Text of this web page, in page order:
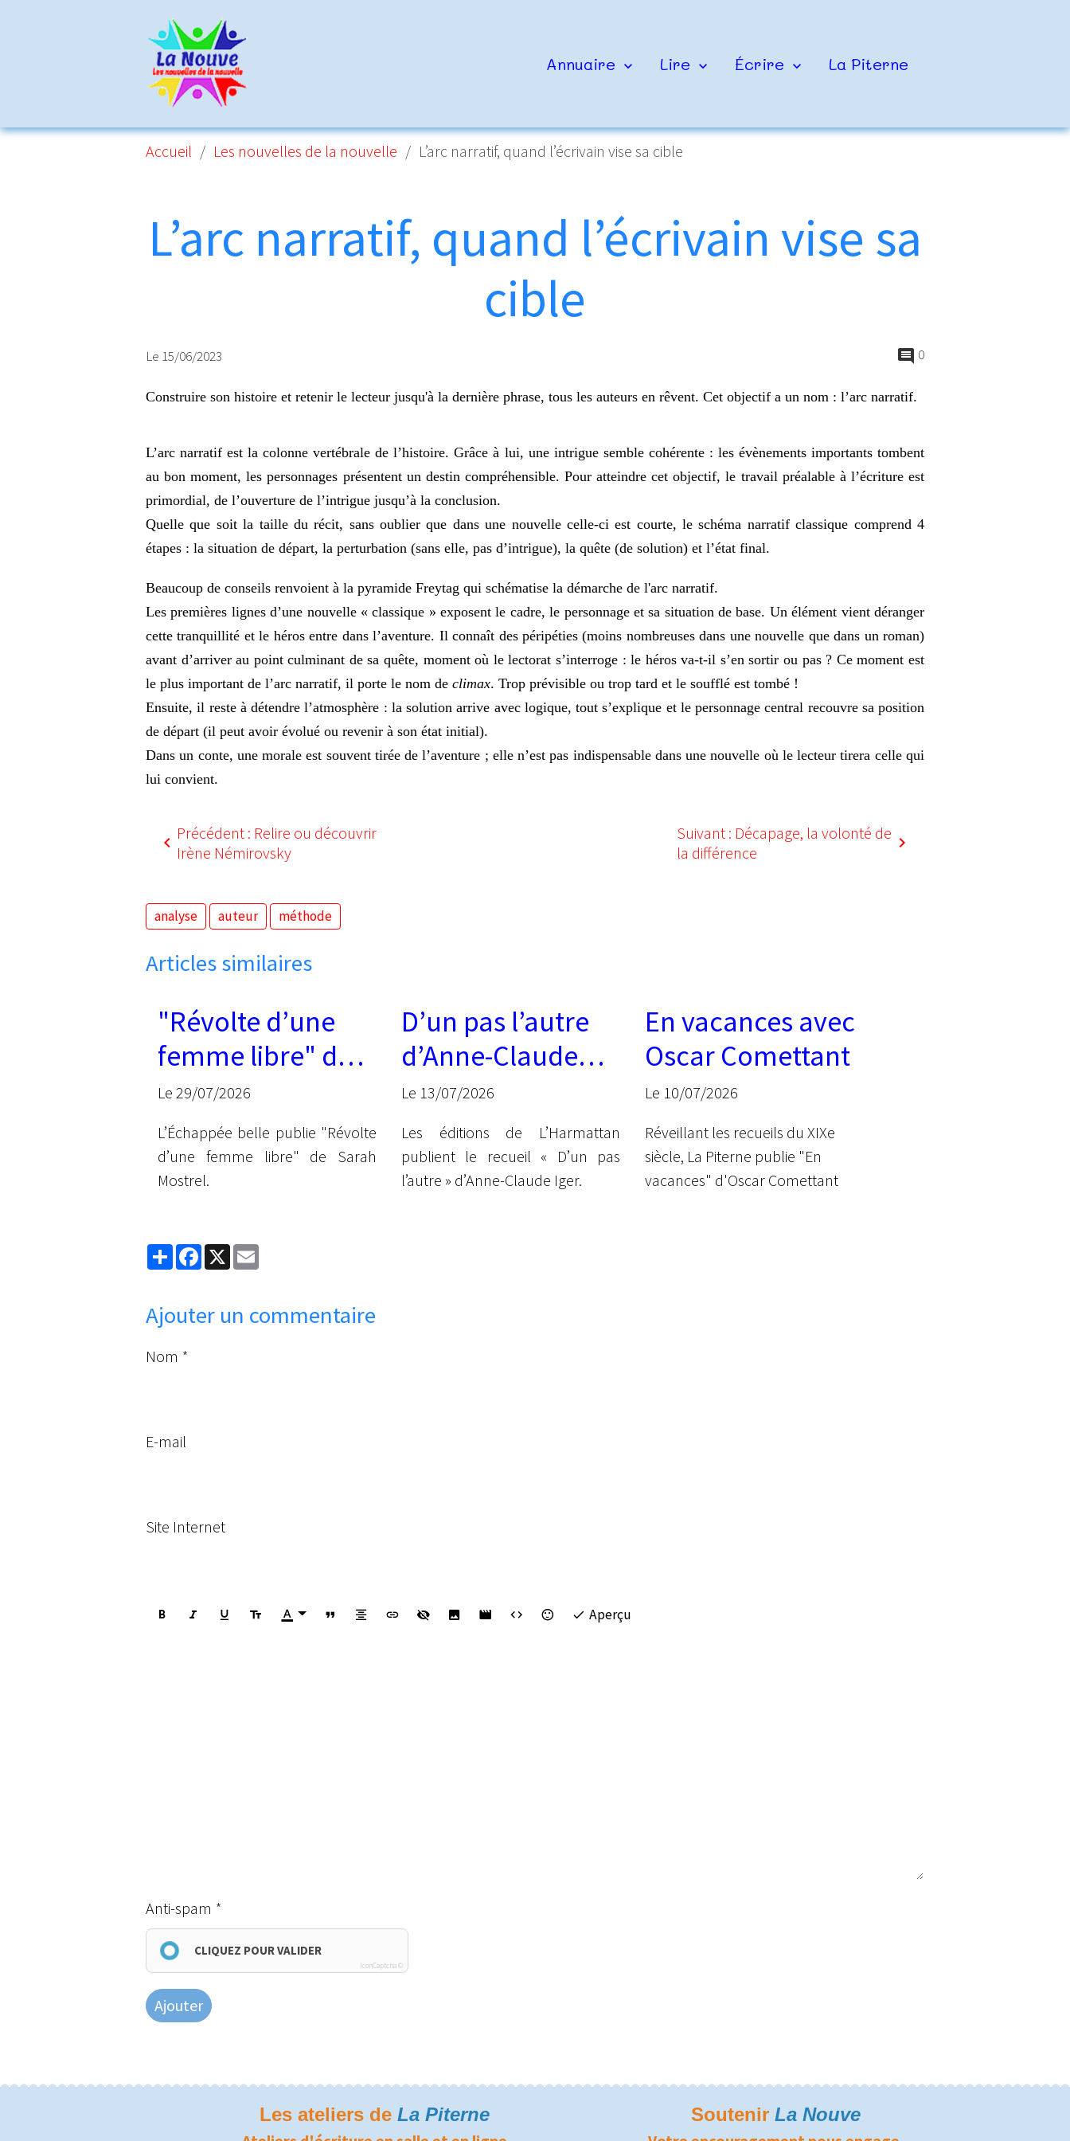
Annuaire Lire Écrire La Piterne
Accueil Les nouvelles de la nouvelle L’arc narratif, quand l’écrivain vise sa cible
L’arc narratif, quand l’écrivain vise sa
cible
Le 15/06/2023 0
Construire son histoire et retenir le lecteur jusqu'à la dernière phrase, tous les auteurs en rêvent. Cet objectif a un nom : l’arc narratif.
L’arc narratif est la colonne vertébrale de l’histoire. Grâce à lui, une intrigue semble cohérente : les évènements importants tombent
au bon moment, les personnages présentent un destin compréhensible. Pour atteindre cet objectif, le travail préalable à l’écriture est
primordial, de l’ouverture de l’intrigue jusqu’à la conclusion.
Quelle que soit la taille du récit, sans oublier que dans une nouvelle celle-ci est courte, le schéma narratif classique comprend 4
étapes : la situation de départ, la perturbation (sans elle, pas d’intrigue), la quête (de solution) et l’état final.
Beaucoup de conseils renvoient à la pyramide Freytag qui schématise la démarche de l'arc narratif.
Les premières lignes d’une nouvelle « classique » exposent le cadre, le personnage et sa situation de base. Un élément vient déranger
cette tranquillité et le héros entre dans l’aventure. Il connaît des péripéties (moins nombreuses dans une nouvelle que dans un roman)
avant d’arriver au point culminant de sa quête, moment où le lectorat s’interroge : le héros va-t-il s’en sortir ou pas ? Ce moment est
le plus important de l’arc narratif, il porte le nom de climax. Trop prévisible ou trop tard et le soufflé est tombé !
Ensuite, il reste à détendre l’atmosphère : la solution arrive avec logique, tout s’explique et le personnage central recouvre sa position
de départ (il peut avoir évolué ou revenir à son état initial).
Dans un conte, une morale est souvent tirée de l’aventure ; elle n’est pas indispensable dans une nouvelle où le lecteur tirera celle qui
lui convient.
Précédent : Relire ou découvrir
Irène Némirovsky
Suivant : Décapage, la volonté de
la différence
analyse auteur méthode
Articles similaires
"Révolte d’une
femme libre" de
Sarah Mostrel
Le 29/07/2026
L’Échappée belle publie "Révolte
d’une femme libre" de Sarah
Mostrel.
D’un pas l’autre
d’Anne-Claude
Iger
Le 13/07/2026
Les éditions de L’Harmattan
publient le recueil « D’un pas
l’autre » d’Anne-Claude Iger.
En vacances avec
Oscar Comettant
Le 10/07/2026
Réveillant les recueils du XIXe
siècle, La Piterne publie "En
vacances" d'Oscar Comettant
PartagerFacebook
X
Ajouter un commentaire
Nom
E-mail
Site Internet
Aperçu
Anti-spam
CLIQUEZ POUR VALIDER
IconCaptcha ©
Ajouter
Les ateliers de La Piterne Soutenir La Nouve